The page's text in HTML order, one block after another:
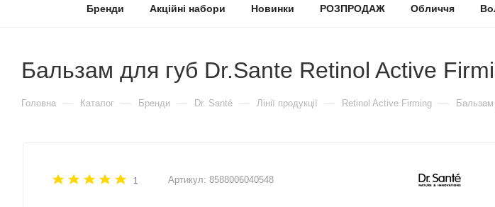
Бренди Акційні набори Новинки РОЗПРОДАЖ Обличчя
Бальзам для губ Dr.Sante Retinol Active
Головна — Каталог — Бренди — Dr. Santé — Лінії продукції — Retinol Active Firming —
1 Артикул: 8588006040548